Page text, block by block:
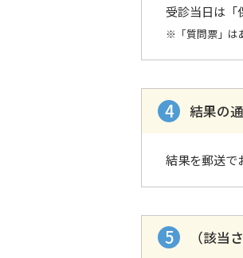
受診当日は「
※「質問票」は
結果の
結果を郵送で
（該当